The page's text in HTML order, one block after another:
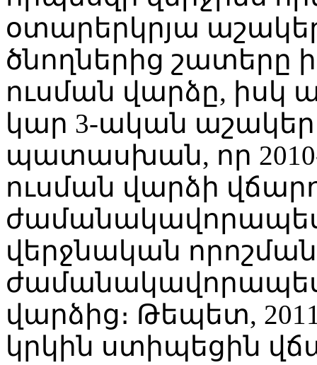
օտարերկրյա
ծնողներից շատերը
ուսման վարձը, իսկ
կար 3-ական
պատասխան, որ
ուսման վարձի
ժամանակավորապես
վերջնական
վարձից։ Թեպետ,
կրկին ստիպեցին